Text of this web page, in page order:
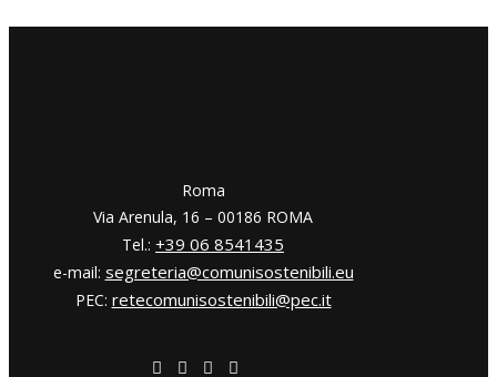
​​Roma
Via Arenula, 16 – 00186 ROMA
Tel.: +39 06 8541435
e-mail: segreteria@comunisostenibili.eu
PEC: retecomunisostenibili@pec.it